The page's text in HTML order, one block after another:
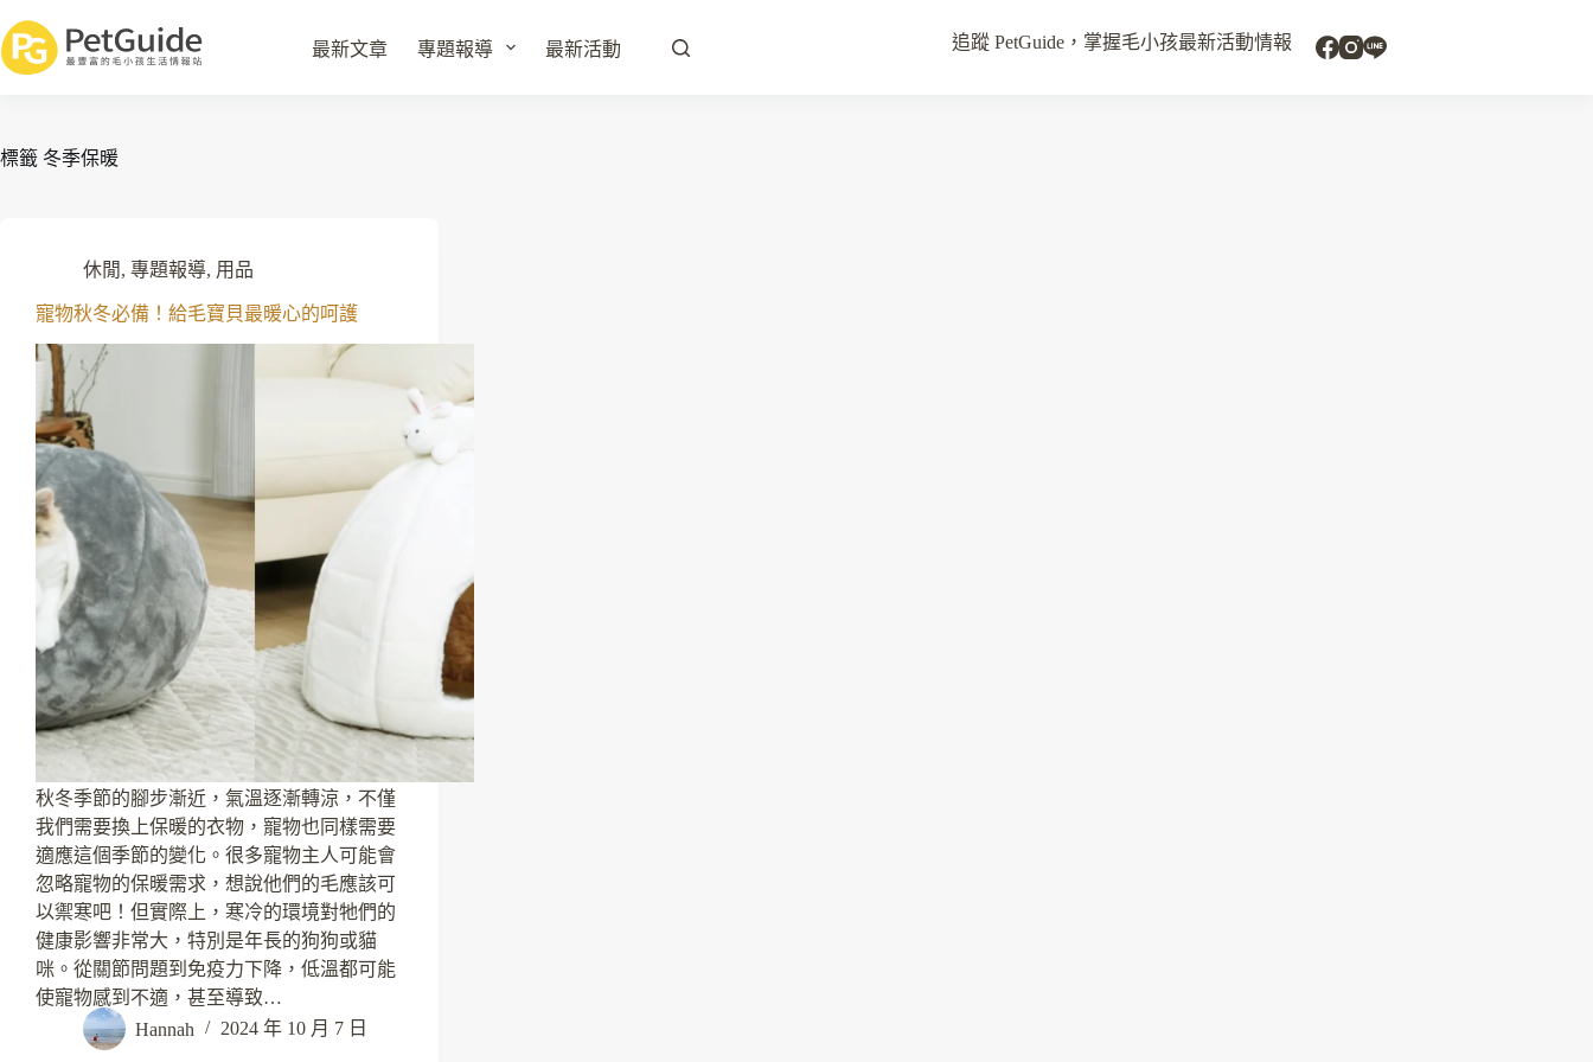
最新文章 專題報導 最新活動 追蹤 PetGuide，掌握毛小孩最新活動情報
標籤 冬季保暖
休閒, 專題報導, 用品
寵物秋冬必備！給毛寶貝最暖心的呵護
秋冬季節的腳步漸近，氣溫逐漸轉涼，不僅
我們需要換上保暖的衣物，寵物也同樣需要
適應這個季節的變化。很多寵物主人可能會
忽略寵物的保暖需求，想說他們的毛應該可
以禦寒吧！但實際上，寒冷的環境對牠們的
健康影響非常大，特別是年長的狗狗或貓
咪。從關節問題到免疫力下降，低溫都可能
使寵物感到不適，甚至導致…
Hannah
2024 年 10 月 7 日